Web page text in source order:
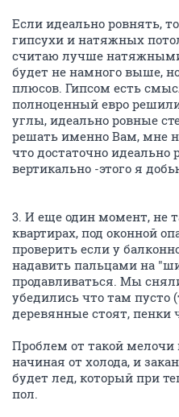
Если идеально ровнять,
гипсухи и натяжных
считаю лучше натяжными
будет не намного выше,
плюсов. Гипсом есть
полноценный евро решили
углы, идеально ровные
решать именно Вам, мне
что достаточно идеально
вертикально -этого я
3. И еще один момент, не
квартирах, под оконной
проверить если у
надавить пальцами на
продавливаться. Мы
убедились что там пусто
деревянные стоят, пенки
Проблем от такой
начиная от холода, и
будет лед, который при
пол.